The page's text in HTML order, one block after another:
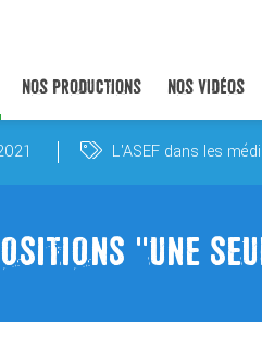
NOS PRODUCTIONS NOS VIDÉOS
L'ASEF dans les
"UNE